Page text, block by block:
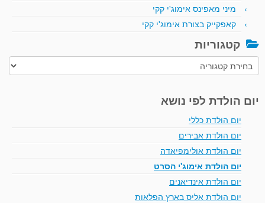
מיני מאפינס אימוג'י קקי
קאפקייק בצורת אימוג'י קקי
קטגוריות
קטגוריות
יום הולדת לפי נושא
יום הולדת כללי
יום הולדת אבירים
יום הולדת אולימפיאדה
יום הולדת אימוג'י הסרט
יום הולדת אינדיאנים
יום הולדת אליס בארץ הפלאות